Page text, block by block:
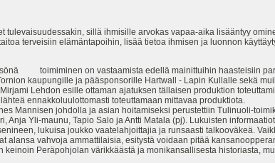
tulevaisuudessakin, sillä ihmisille arvokas vapaa-aika lisääntyy
terveisiin elämäntapoihin, lisää tietoa ihmisen ja luonnon
toimiminen on vastaamista edellä mainittuihin haasteisiin
kaupungille ja pääsponsorille Hartwall - Lapin Kullalle sekä
Lehdon esille ottaman ajatuksen tällaisen produktion
ennakkoluulottomasti toteuttamaan mittavaa produktiota.
Mannisen johdolla ja asian hoitamiseksi perustettiin Tulinuoli-
Anja Yli-maunu, Tapio Salo ja Antti Matala (pj). Lukuisten
lukuisa joukko vaatelahjoittajia ja runsaasti talkooväkeä.
alansa vahvoja ammattilaisia, esitystä voidaan pitää
Peräpohjolan värikkäästä ja monikansallisesta historiasta,